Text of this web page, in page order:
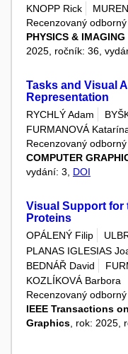
KNOPP Rick
Recenzovaný
PHYSICS &
2025, ročník: 36,
Tasks and Visual
Representation
RYCHLÝ Adam
FURMANOVÁ
Recenzovaný
COMPUTER
vydání: 3, DOI
Visual Support for
Proteins
OPÁLENÝ Filip
PLANAS IGLESIAS
BEDNÁŘ David
KOZLÍKOVÁ Barbora
Recenzovaný
IEEE Transactions
Graphics, rok: 2025,